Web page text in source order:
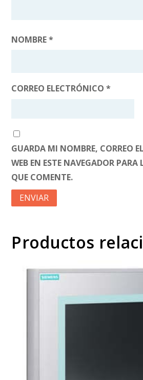
NOMBRE*
CORREO ELECTRÓNICO*
GUARDA MI NOMBRE, CORREO
WEB EN ESTE NAVEGADOR
QUE COMENTE.
Productos